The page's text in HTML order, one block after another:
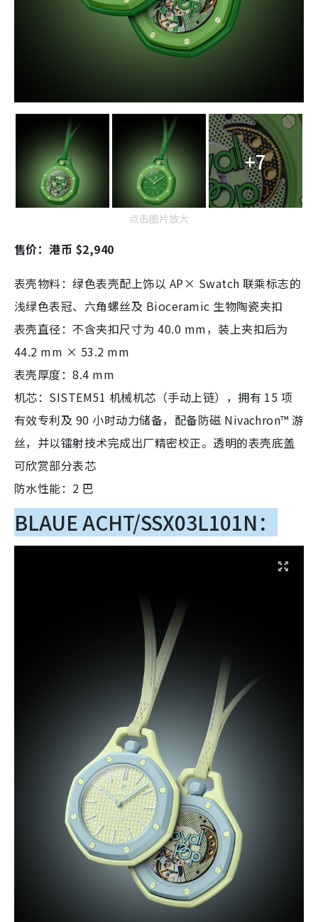
+7
点击图片放大
售价：港币 $2,940
表壳物料：绿色表壳配上饰以 AP× Swatch 联乘标志的
浅绿色表冠、六角螺丝及 Bioceramic 生物陶瓷夹扣
表壳直径：不含夹扣尺寸为 40.0 mm，装上夹扣后为
44.2 mm × 53.2 mm
表壳厚度：8.4 mm
机芯：SISTEM51 机械机芯（手动上链），拥有 15 项
有效专利及 90 小时动力储备，配备防磁 Nivachron™ 游
丝，并以镭射技术完成出厂精密校正。透明的表壳底盖
可欣赏部分表芯
防水性能：2 巴
BLAUE ACHT/SSX03L101N：